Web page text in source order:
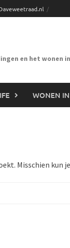
en het wonen
WONEN
Misschien kun